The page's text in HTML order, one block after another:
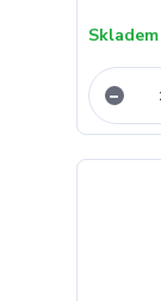
Skladem